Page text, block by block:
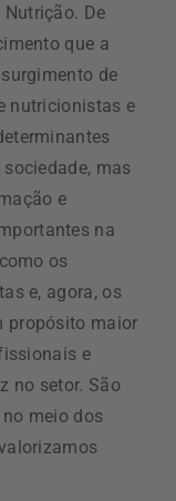
De
que a
de
nutricionistas e
mas
e
na
os
e, agora, os
propósito maior
e
no setor. São
meio dos